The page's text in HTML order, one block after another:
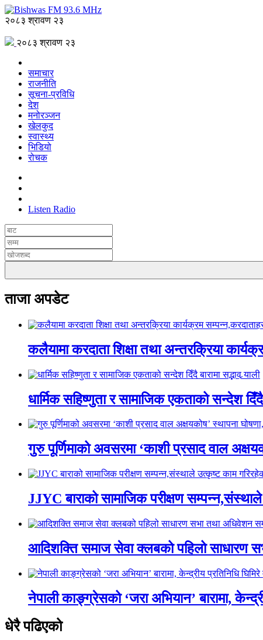
२०८३ श्रावण २३
२०८३ श्रावण २३
समाचार
राजनीति
सूचना-प्रविधि
देश
मनोरञ्जन
खेलकुद
स्वास्थ्य
भिडियो
रोचक
Listen Radio
ताजा अपडेट
कलैयामा करदाता शिक्षा तथा अन्तरक्रिया
धार्मिक सहिष्णुता र सामाजिक एकताको सन्देश दिँदै
गुरु पूर्णिमाको अवसरमा ‘काशी प्रसाद वाल
JJYC बाराको सामाजिक परीक्षण
आदिशक्ति समाज सेवा क्लबको पहिलो साधारण
नेपाली काङ्ग्रेसको ‘जरा अभियान’ बारामा,
धेरै पढिएको